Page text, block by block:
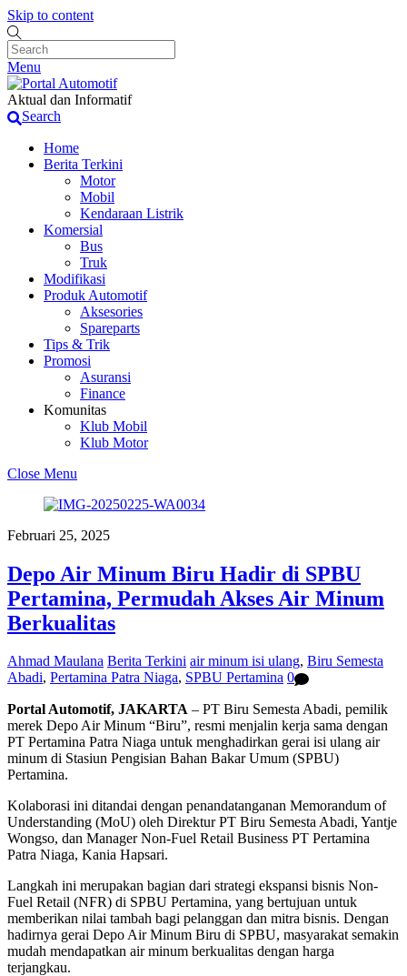
Skip to content
Menu
Aktual dan Informatif
Search
Home
Berita Terkini
Motor
Mobil
Kendaraan Listrik
Komersial
Bus
Truk
Modifikasi
Produk Automotif
Aksesories
Spareparts
Tips & Trik
Promosi
Asuransi
Finance
Komunitas
Klub Mobil
Klub Motor
Close Menu
Februari 25, 2025
Depo Air Minum Biru Hadir di SPBU
Pertamina, Permudah Akses Air Minum
Berkualitas
Ahmad Maulana Berita Terkini air minum isi ulang, Biru Semesta
Abadi, Pertamina Patra Niaga, SPBU Pertamina 0
Portal Automotif, JAKARTA – PT Biru Semesta Abadi, pemilik
merek Depo Air Minum “Biru”, resmi menjalin kerja sama dengan
PT Pertamina Patra Niaga untuk menghadirkan gerai isi ulang air
minum di Stasiun Pengisian Bahan Bakar Umum (SPBU)
Pertamina.
Kolaborasi ini ditandai dengan penandatanganan Memorandum of
Understanding (MoU) oleh Direktur PT Biru Semesta Abadi, Yantje
Wongso, dan Manager Non-Fuel Retail Business PT Pertamina
Patra Niaga, Kania Hapsari.
Langkah ini merupakan bagian dari strategi ekspansi bisnis Non-
Fuel Retail (NFR) di SPBU Pertamina, yang bertujuan untuk
memberikan nilai tambah bagi pelanggan dan mitra bisnis. Dengan
hadirnya gerai Depo Air Minum Biru di SPBU, masyarakat semakin
mudah mendapatkan air minum berkualitas dengan harga
terjangkau.